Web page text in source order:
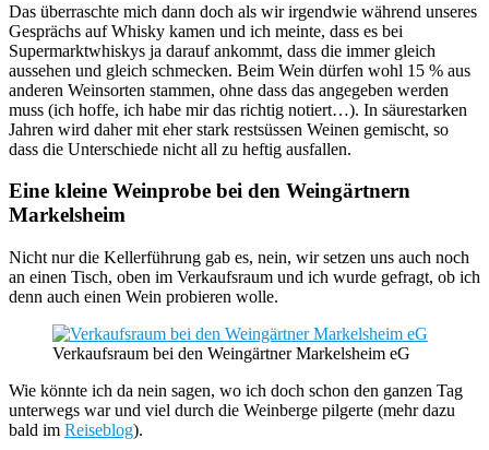
Das überraschte mich dann doch als wir irgendwie während unseres
Gesprächs auf Whisky kamen und ich meinte, dass es bei
Supermarktwhiskys ja darauf ankommt, dass die immer gleich
aussehen und gleich schmecken. Beim Wein dürfen wohl 15 % aus
anderen Weinsorten stammen, ohne dass das angegeben werden
muss (ich hoffe, ich habe mir das richtig notiert…). In säurestarken
Jahren wird daher mit eher stark restsüssen Weinen gemischt, so
dass die Unterschiede nicht all zu heftig ausfallen.
Eine kleine Weinprobe bei den Weingärtnern
Markelsheim
Nicht nur die Kellerführung gab es, nein, wir setzen uns auch noch
an einen Tisch, oben im Verkaufsraum und ich wurde gefragt, ob ich
denn auch einen Wein probieren wolle.
Verkaufsraum bei den Weingärtner Markelsheim eG
Wie könnte ich da nein sagen, wo ich doch schon den ganzen Tag
unterwegs war und viel durch die Weinberge pilgerte (mehr dazu
bald im Reiseblog).